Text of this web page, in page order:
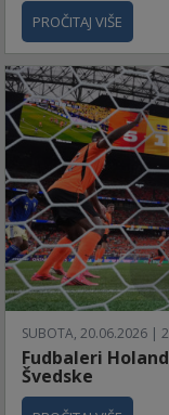
PROČITAJ VIŠE
SUBOTA, 20.06.2026 |
Fudbaleri
Švedske